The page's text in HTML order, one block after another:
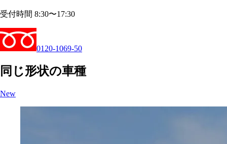
受付時間 8:30〜17:30
0120-1069-50
同じ形状の車種
New